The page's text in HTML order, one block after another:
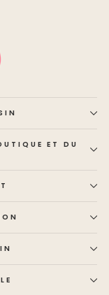
ET DU